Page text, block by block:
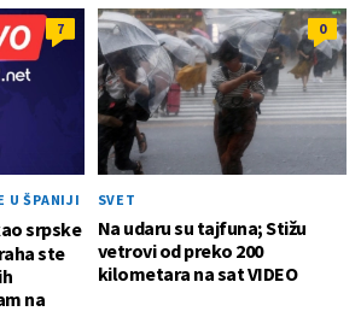
7
U ŠPANIJI
srpske
ste
na
0
SVET
Na udaru su tajfuna; Stižu
vetrovi od preko 200
kilometara na sat VIDEO